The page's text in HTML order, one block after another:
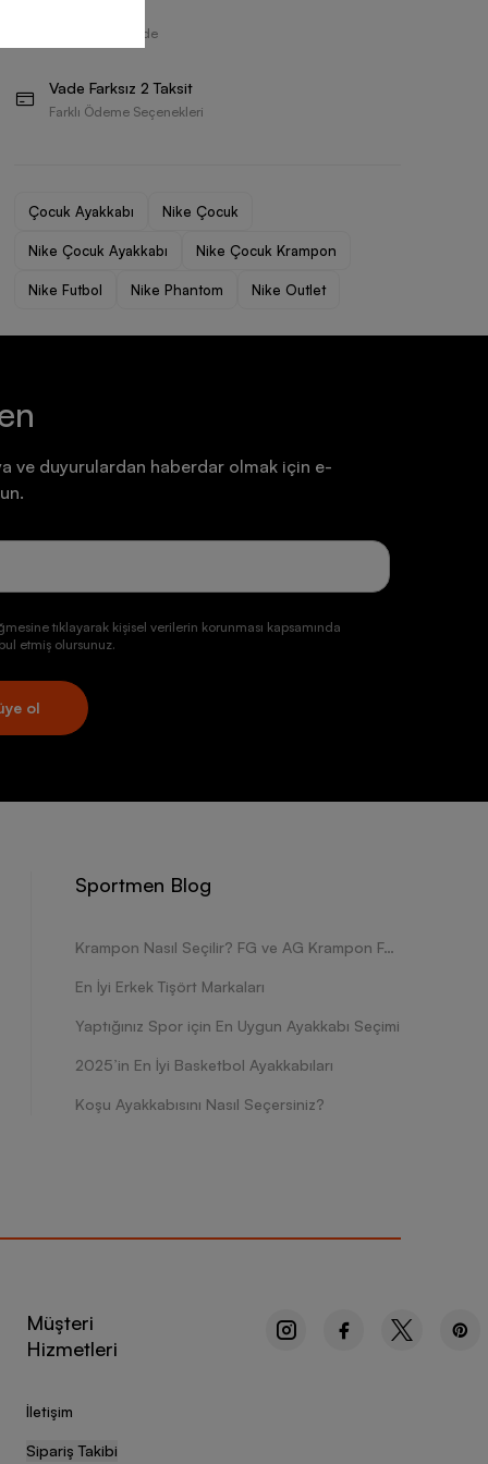
7.199,90 TL
30 Gün İçerisinde
Vade Farksız 2 Taksit
Farklı Ödeme Seçenekleri
Çocuk Ayakkabı Nike Çocuk
Nike Çocuk Ayakkabı Nike Çocuk Krampon
Nike Futbol Nike Phantom Nike Outlet
ve duyurulardan haberdar olmak için e-
tıklayarak kişisel verilerin korunması kapsamında
etmiş olursunuz.
ol
Sportmen Blog
Krampon Nasıl Seçilir? FG ve AG Krampon Farkları Nelerdir?
En İyi Erkek Tişört Markaları
Yaptığınız Spor için En Uygun Ayakkabı Seçimi
2025’in En İyi Basketbol Ayakkabıları
Koşu Ayakkabısını Nasıl Seçersiniz?
Müşteri
Hizmetleri
İletişim
Sipariş Takibi